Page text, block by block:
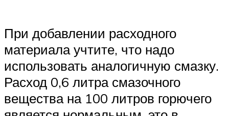
При добавлении расходного
материала учтите, что надо
использовать аналогичную смазку.
Расход 0,6 литра смазочного
вещества на 100 литров горючего